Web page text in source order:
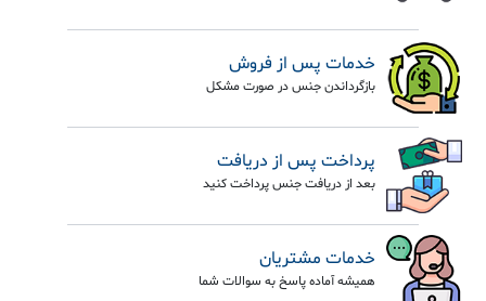
خدمات پس از فروش
بازگرداندن جنس در صورت مشکل
پرداخت پس از دریافت
بعد از دریافت جنس پرداخت کنید
خدمات مشتریان
همیشه آماده پاسخ به سوالات شما